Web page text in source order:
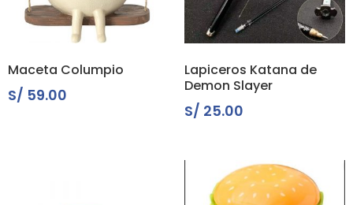
Maceta Columpio
S/ 59.00
Lapiceros Katana de
Demon Slayer
S/ 25.00